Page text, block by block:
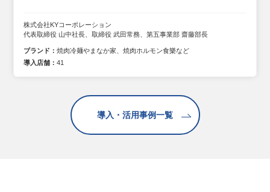
株式会社KYコーポレーション
代表取締役 山中社長、取締役 武田常務、第五事業部 齋藤部長
ブランド：焼肉冷麺やまなか家、焼肉ホルモン食樂など
導入店舗：41
導入・活用事例一覧